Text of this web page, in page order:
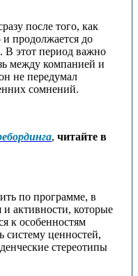
после того, как
продолжается до
В этот период важно
между компанией и
не передумал
сомнений.
, читайте в
по программе, в
и активности, которые
к особенностям
систему ценностей,
стереотипы